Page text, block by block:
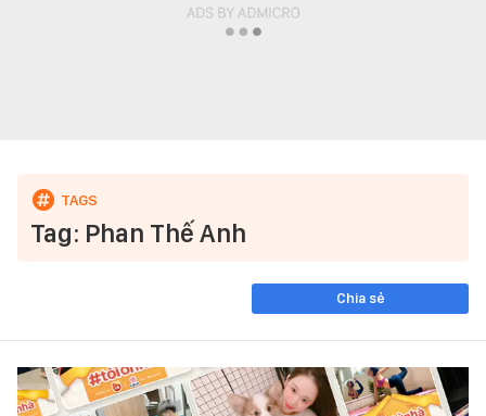
Tag: Phan Thế Anh
Chia sẻ